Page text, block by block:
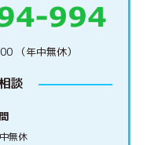
（年中無休）
談
無休